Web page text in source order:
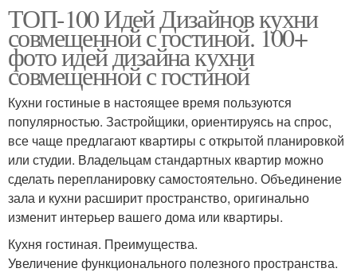
ТОП-100 Идей Дизайнов кухни
совмещенной с гостиной. 100+
фото идей дизайна кухни
совмещенной с гостиной
Кухни гостиные в настоящее время пользуются
популярностью. Застройщики, ориентируясь на спрос,
все чаще предлагают квартиры с открытой планировкой
или студии. Владельцам стандартных квартир можно
сделать перепланировку самостоятельно. Объединение
зала и кухни расширит пространство, оригинально
изменит интерьер вашего дома или квартиры.
Кухня гостиная. Преимущества.
Увеличение функционального полезного пространства.